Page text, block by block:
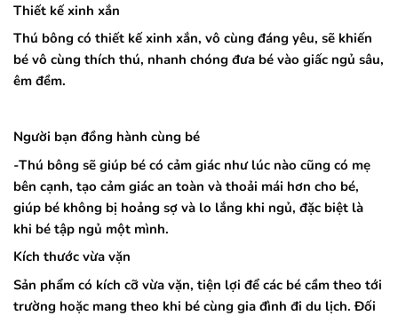
Thiết kế xinh xắn
Thú bông có thiết kế xinh xắn, vô cùng đáng yêu, sẽ khiến
bé vô cùng thích thú, nhanh chóng đưa bé vào giấc ngủ sâu,
êm đềm.
Người bạn đồng hành cùng bé
-Thú bông sẽ giúp bé có cảm giác như lúc nào cũng có mẹ
bên cạnh, tạo cảm giác an toàn và thoải mái hơn cho bé,
giúp bé không bị hoảng sợ và lo lắng khi ngủ, đặc biệt là
khi bé tập ngủ một mình.
Kích thước vừa vặn
Sản phẩm có kích cỡ vừa vặn, tiện lợi để các bé cầm theo tới
trường hoặc mang theo khi bé cùng gia đình đi du lịch. Đối